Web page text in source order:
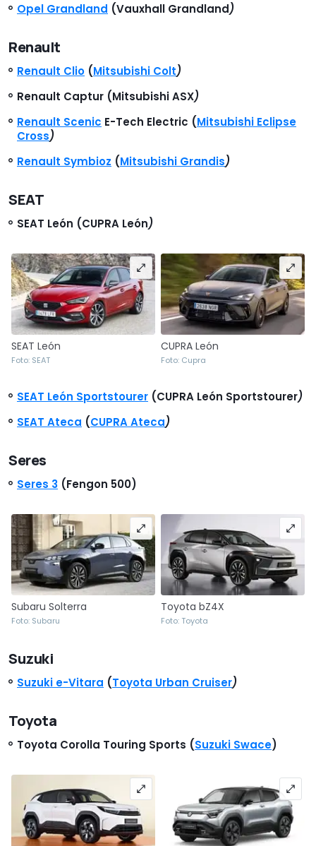
Opel Grandland (Vauxhall Grandland)
Renault
Renault Clio (Mitsubishi Colt)
Renault Captur (Mitsubishi ASX)
Renault Scenic E-Tech Electric (Mitsubishi Eclipse
Cross)
Renault Symbioz (Mitsubishi Grandis)
SEAT
SEAT León (CUPRA León)
SEAT León
Foto: SEAT
CUPRA León
Foto: Cupra
SEAT León Sportstourer (CUPRA León Sportstourer)
SEAT Ateca (CUPRA Ateca)
Seres
Seres 3 (Fengon 500)
Subaru Solterra
Foto: Subaru
Toyota bZ4X
Foto: Toyota
Suzuki
Suzuki e-Vitara (Toyota Urban Cruiser)
Toyota
Toyota Corolla Touring Sports (Suzuki Swace)